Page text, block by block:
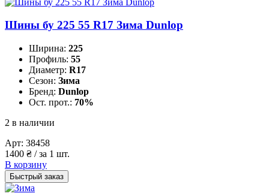
Шины бу 225 55 R17 Зима Dunlop
Ширина: 225
Профиль: 55
Диаметр: R17
Сезон: Зима
Бренд: Dunlop
Ост. прот.: 70%
2 в наличии
Арт: 38458
1400 ₴ / за 1 шт.
В корзину
Быстрый заказ